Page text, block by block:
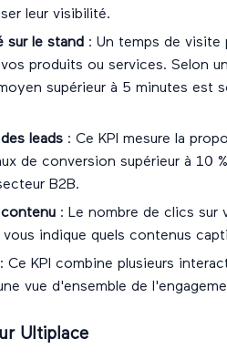
leur visibilité.
sur le stand : Un temps de visite
produits ou services. Selon
supérieur à 5 minutes est
leads : Ce KPI mesure la
de conversion supérieur à 10
B2B.
: Le nombre de clics sur
indique quels contenus
: Ce KPI combine plusieurs
vue d'ensemble de
Ultiplace